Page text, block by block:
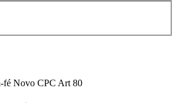
fé Novo CPC Art 80